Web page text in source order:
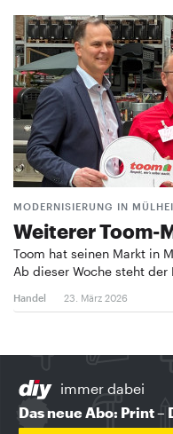
MODERNISIERUNG IN
Weiterer Toom-
Toom hat seinen Markt in
Ab dieser Woche steht
Handel 23. März 2026
immer dabei
Das neue Abo: Print –